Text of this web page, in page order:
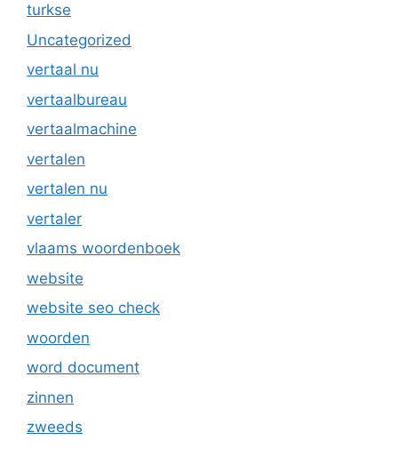
turkse
Uncategorized
vertaal nu
vertaalbureau
vertaalmachine
vertalen
vertalen nu
vertaler
vlaams woordenboek
website
website seo check
woorden
word document
zinnen
zweeds